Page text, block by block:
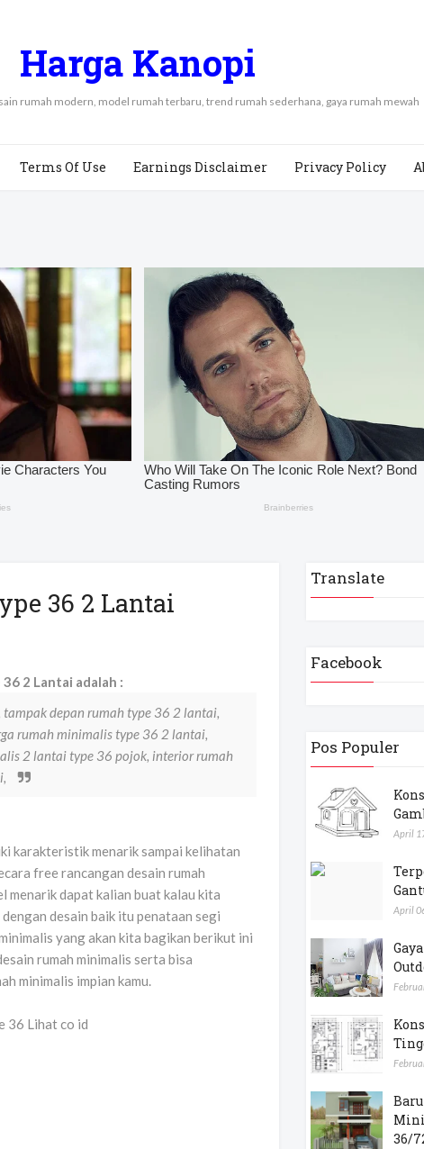
Harga Kanopi
rumah modern, model rumah terbaru, trend rumah sederhana, gaya rumah mewah
Terms Of Use Earnings Disclaimer Privacy Policy
36 2 Lantai
2 Lantai adalah :
depan rumah type 36 2 lantai,
rumah minimalis type 36 2 lantai,
2 lantai type 36 pojok, interior rumah
karakteristik menarik sampai kelihatan
free rancangan desain rumah
menarik dapat kalian buat kalau kita
desain baik itu penataan segi
yang akan kita bagikan berikut ini
rumah minimalis serta bisa
minimalis impian kamu.
Translate
Facebook
Pos Populer
April
April
36/